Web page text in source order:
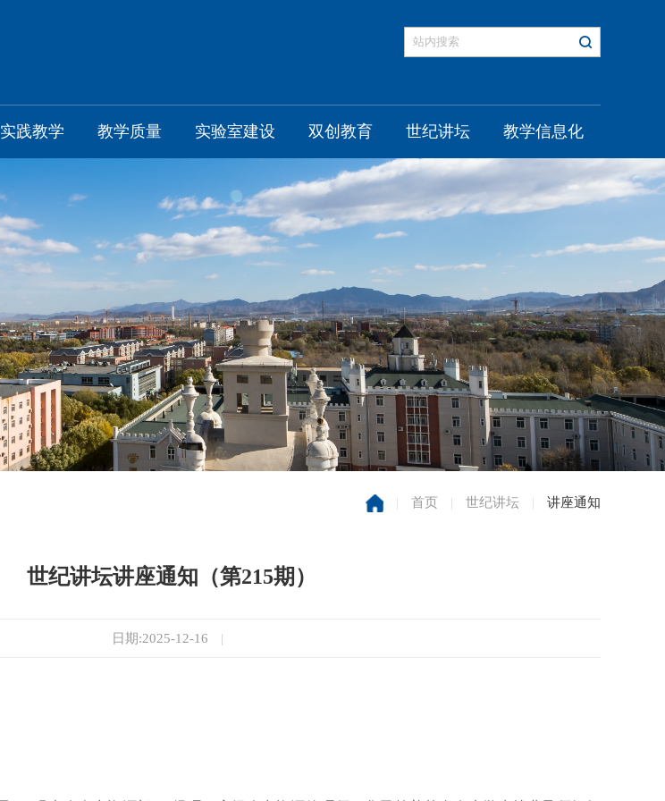
实践教学 教学质量 实验室建设 双创教育 世纪讲坛 教学信息化
| 首页 | 世纪讲坛 | 讲座通知
世纪讲坛讲座通知（第215期）
日期:2025-12-16 |